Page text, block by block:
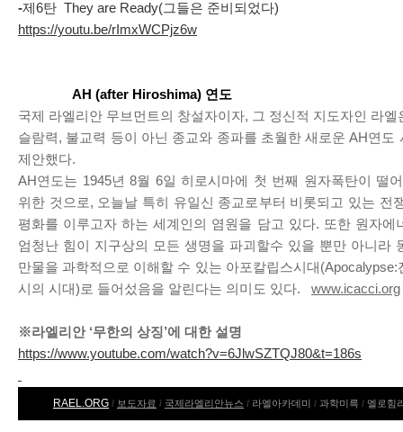
-제6탄 They are Ready(그들은 준비되었다)
https://youtu.be/rImxWCPjz6w
AH (after Hiroshima) 연도
국제 라엘리안 무브먼트의 창설자이자, 그 정신적 지도자인 라엘
슬람력, 불교력 등이 아닌 종교와 종파를 초월한 새로운 AH연도
제안했다.
AH연도는 1945년 8월 6일 히로시마에 첫 번째 원자폭탄이 떨
위한 것으로, 오늘날 특히 유일신 종교로부터 비롯되고 있는 전
평화를 이루고자 하는 세계인의 염원을 담고 있다. 또한 원자에
엄청난 힘이 지구상의 모든 생명을 파괴할수 있을 뿐만 아니라
만물을 과학적으로 이해할 수 있는 아포칼립스시대(Apocalypse:
시의 시대)로 들어섰음을 알린다는 의미도 있다. www.icacci.org
※라엘리안 ‘무한의 상징’에 대한 설명
https://www.youtube.com/watch?v=6JlwSZTQJ80&t=186s
RAEL.ORG / 보도자료 / 국제라엘리안뉴스 / 라엘아카데미 / 과학미륵 / 엘로힘